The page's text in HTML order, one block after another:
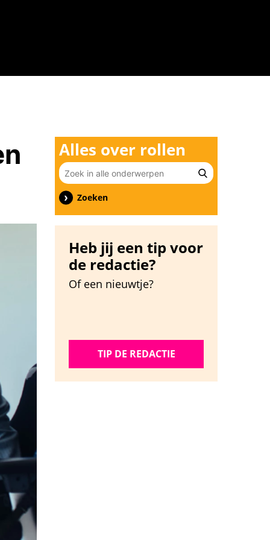
Alles over rollen
Zoeken
Heb jij een tip voor
de redactie?
Of een nieuwtje?
TIP DE REDACTIE